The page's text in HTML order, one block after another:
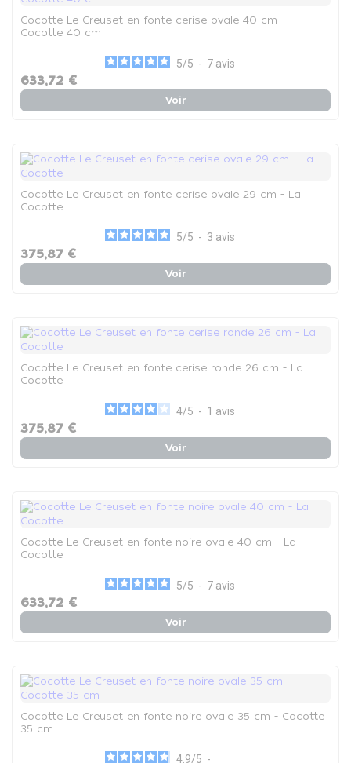
Cocotte Le Creuset en fonte cerise ovale 40 cm -
Cocotte 40 cm
5/5 - 7 avis
633,72 €
Voir
Cocotte Le Creuset en fonte cerise ovale 29 cm - La
Cocotte
5/5 - 3 avis
375,87 €
Voir
Cocotte Le Creuset en fonte cerise ronde 26 cm - La
Cocotte
4/5 - 1 avis
375,87 €
Voir
Cocotte Le Creuset en fonte noire ovale 40 cm - La
Cocotte
5/5 - 7 avis
633,72 €
Voir
Cocotte Le Creuset en fonte noire ovale 35 cm - Cocotte
35 cm
4.9/5 -